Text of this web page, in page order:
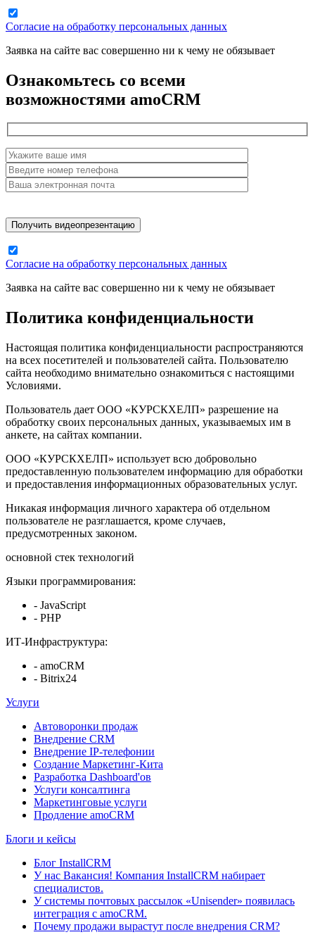
Согласие на обработку персональных данных
Заявка на сайте вас совершенно ни к чему не обязывает
Ознакомьтесь со всеми
возможностями amoCRM
Согласие на обработку персональных данных
Заявка на сайте вас совершенно ни к чему не обязывает
Политика конфиденциальности
Настоящая политика конфиденциальности распространяются
на всех посетителей и пользователей сайта. Пользователю
сайта необходимо внимательно ознакомиться с настоящими
Условиями.
Пользователь дает ООО «КУРСКХЕЛП» разрешение на
обработку своих персональных данных, указываемых им в
анкете, на сайтах компании.
ООО «КУРСКХЕЛП» использует всю добровольно
предоставленную пользователем информацию для обработки
и предоставления информационных образовательных услуг.
Никакая информация личного характера об отдельном
пользователе не разглашается, кроме случаев,
предусмотренных законом.
основной стек технологий
Языки программирования:
- JavaScript
- PHP
ИТ-Инфраструктура:
- amoCRM
- Bitrix24
Услуги
Автоворонки продаж
Внедрение CRM
Внедрение IP-телефонии
Создание Маркетинг-Кита
Разработка Dashboard'ов
Услуги консалтинга
Маркетинговые услуги
Продление amoCRM
Блоги и кейсы
Блог InstallCRM
У нас Вакансия! Компания InstallCRM набирает
специалистов.
У системы почтовых рассылок «Unisender» появилась
интеграция с amoCRM.
Почему продажи вырастут после внедрения CRM?